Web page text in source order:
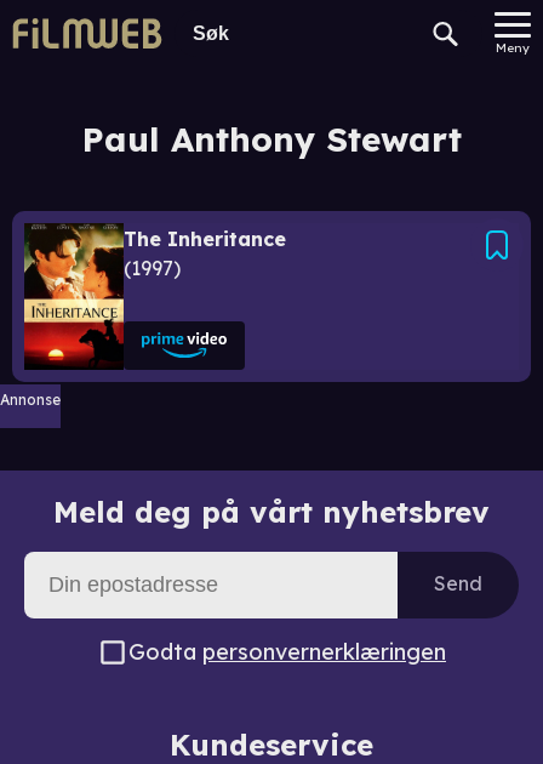
Meny
Paul Anthony Stewart
The Inheritance
1997
Annonse
Meld deg på vårt nyhetsbrev
Send
Godta personvernerklæringen
Kundeservice